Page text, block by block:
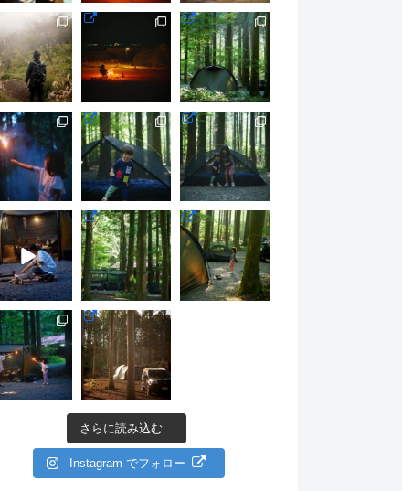
さらに読み込む...
Instagram でフォロー